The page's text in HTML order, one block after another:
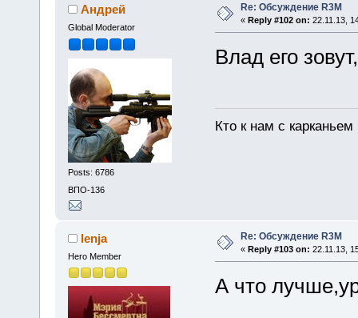
Андрей
Global Moderator
Posts: 6786
ВПО-136
Re: Обсуждение R3M
« Reply #102 on: 22.11.13,
Влад его
Кто к нам с
lenja
Hero Member
Re: Обсуждение R3M
« Reply #103 on: 22.11.13,
А что